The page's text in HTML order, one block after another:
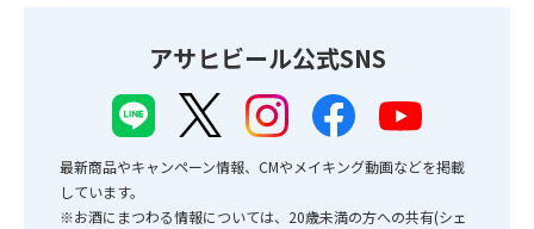
アサヒビール公式SNS
最新商品やキャンペーン情報、CMやメイキング動画などを掲載
しています。
※お酒にまつわる情報については、20歳未満の方への共有(シェ